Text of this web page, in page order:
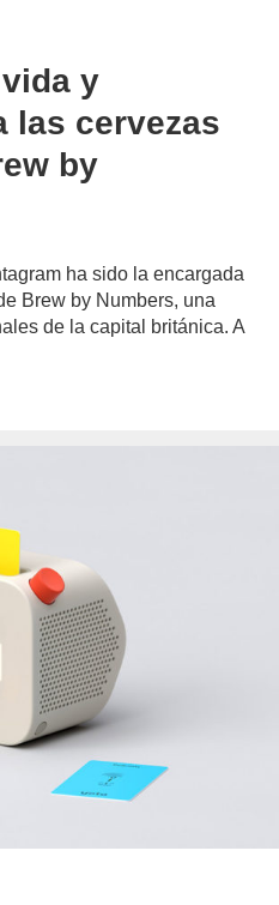
y
las cervezas
by
ha sido la encargada
Brew by Numbers, una
de la capital británica. A
author/redaccion/